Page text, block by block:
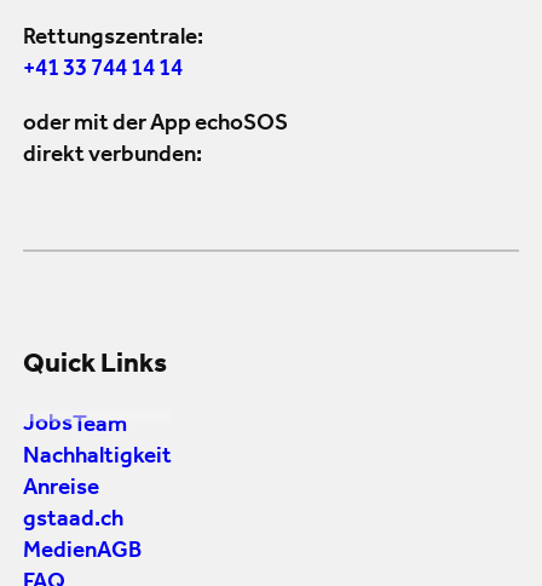
Rettungszentrale:
+41 33 744 14 14
oder mit der App echoSOS
direkt verbunden:
Quick Links
Jobs Team
Nachhaltigkeit
Anreise
gstaad.ch
MedienAGB